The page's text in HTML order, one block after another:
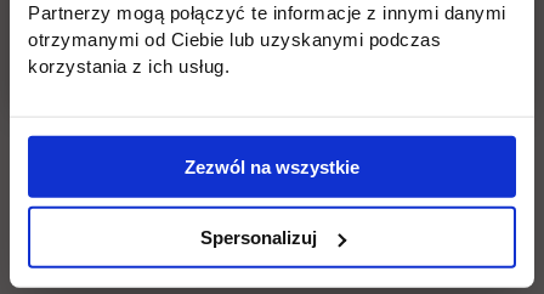
Partnerzy mogą połączyć te informacje z innymi danymi
otrzymanymi od Ciebie lub uzyskanymi podczas
korzystania z ich usług.
Zezwól na wszystkie
Spersonalizuj
Podyplomowe
Płońsk
Stypendia
Misja
Władze
Kontakt
Logistyki